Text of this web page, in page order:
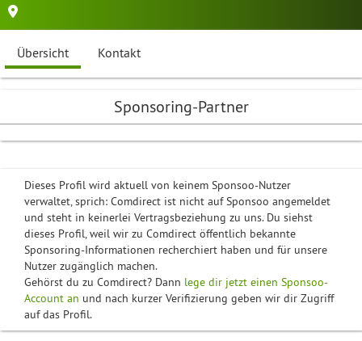
Übersicht Kontakt
Dieses Profil wird aktuell von keinem Sponsoo-Nutzer
verwaltet, sprich: Comdirect ist nicht auf Sponsoo angemeldet
und steht in keinerlei Vertragsbeziehung zu uns. Du siehst
dieses Profil, weil wir zu Comdirect öffentlich bekannte
Sponsoring-Informationen recherchiert haben und für unsere
Nutzer zugänglich machen.
Gehörst du zu Comdirect? Dann lege dir jetzt einen Sponsoo-
Account an und nach kurzer Verifizierung geben wir dir Zugriff
auf das Profil.
Sponsoring-Partner